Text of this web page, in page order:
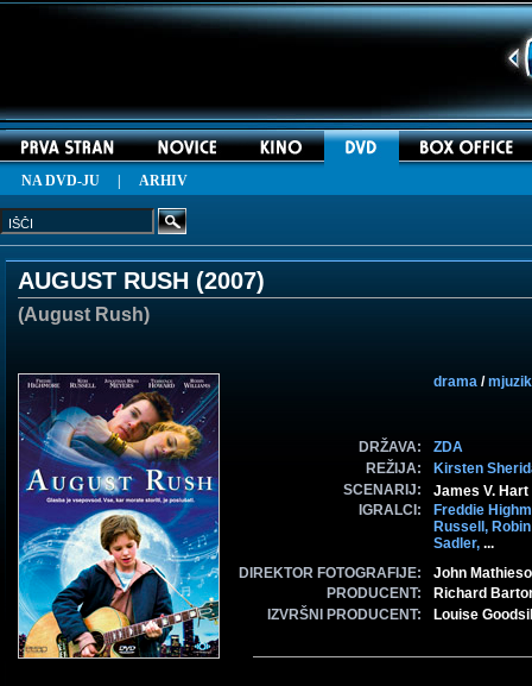
NA DVD-JU ARHIV
AUGUST RUSH (2007)
(August Rush)
drama /
DRŽAVA:
ZDA
REŽIJA:
Kirsten
SCENARIJ:
James V.
IGRALCI:
Freddie
Russell,
Sadler, ...
DIREKTOR FOTOGRAFIJE:
John
PRODUCENT:
Richard
IZVRŠNI PRODUCENT:
Louise